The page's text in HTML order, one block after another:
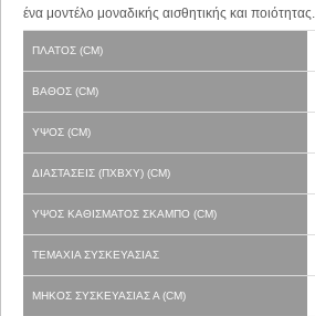
ένα μοντέλο μοναδικής αισθητικής και ποιότητας.
ΠΛΆΤΟΣ (CM)
ΒΆΘΟΣ (CM)
ΎΨΟΣ (CM)
ΔΙΑΣΤΆΣΕΙΣ (ΠXBXΥ) (CM)
ΎΨΟΣ ΚΑΘΊΣΜΑΤΟΣ ΣΚΑΜΠΌ (CM)
ΤΕΜΆΧΙΑ ΣΥΣΚΕΥΑΣΊΑΣ
ΜΉΚΟΣ ΣΥΣΚΕΥΑΣΊΑΣ Α (CM)